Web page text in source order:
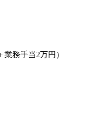
務手当2万円）